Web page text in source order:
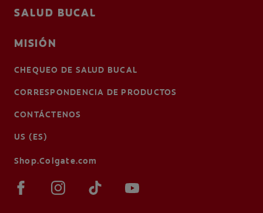
SALUD BUCAL
MISIÓN
CHEQUEO DE SALUD BUCAL
CORRESPONDENCIA DE PRODUCTOS
CONTÁCTENOS
US (ES)
Shop.Colgate.com